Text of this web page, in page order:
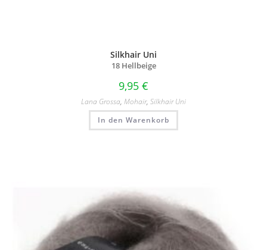
Silkhair Uni
18 Hellbeige
9,95 €
Lana Grossa, Mohair, Silkhair Uni
In den Warenkorb